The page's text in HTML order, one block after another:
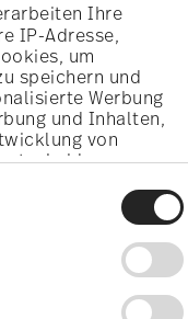
Ihre
IP-Adresse,
um
speichern und
Werbung
und Inhalten,
von
über die
auf das
widerrufen
Lage
BONE CHINA WHITE